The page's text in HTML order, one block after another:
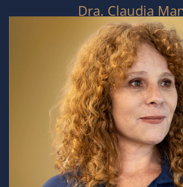
Dra. Claudia